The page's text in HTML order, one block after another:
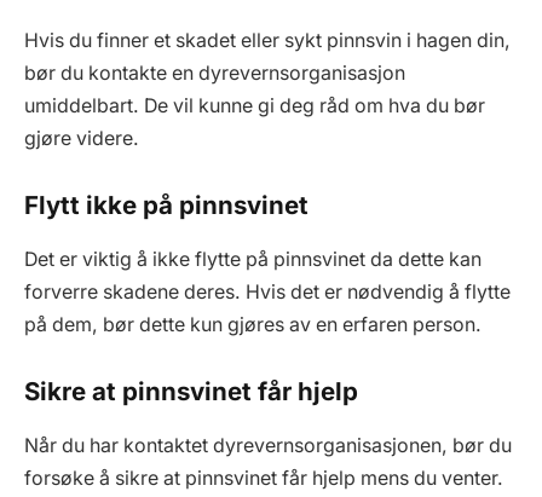
Hvis du finner et skadet eller sykt pinnsvin i hagen din,
bør du kontakte en dyrevernsorganisasjon
umiddelbart. De vil kunne gi deg råd om hva du bør
gjøre videre.
Flytt ikke på pinnsvinet
Det er viktig å ikke flytte på pinnsvinet da dette kan
forverre skadene deres. Hvis det er nødvendig å flytte
på dem, bør dette kun gjøres av en erfaren person.
Sikre at pinnsvinet får hjelp
Når du har kontaktet dyrevernsorganisasjonen, bør du
forsøke å sikre at pinnsvinet får hjelp mens du venter.